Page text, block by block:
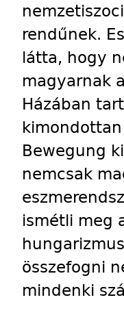
rendűnek.
látta, hogy
magyarnak
Házában
Bewegung
nemcsak
ismétli meg
összefogni
mindenki